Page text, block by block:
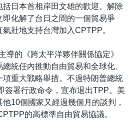
日本首相岸田文雄的歡迎。解除
即化解了台日之間的一個貿易爭
壯地支持台灣加入CPTPP。
導的《跨太平洋夥伴關係協定》
總統任內推動自由貿易和全球化、
項重大戰略舉措。不過特朗普總統
簽署行政命令，宣布退出TPP。美
10個國家又經過幾個月的談判，
的高標準自由貿易協議。